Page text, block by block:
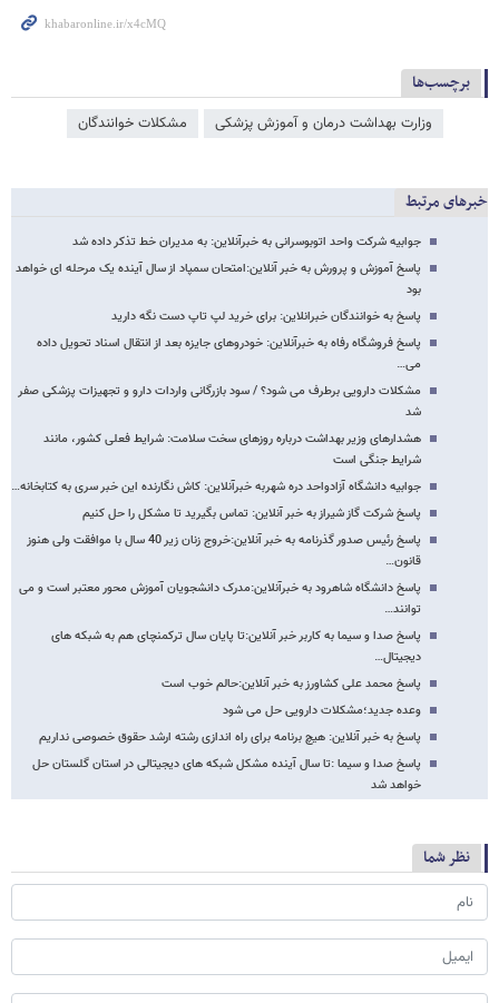
برچسب‌ها
وزارت بهداشت درمان و آموزش پزشکی مشکلات خوانندگان
خبرهای مرتبط
جوابیه شرکت واحد اتوبوسرانی به خبرآنلاین: به مدیران خط تذکر داده شد
پاسخ آموزش و پرورش به خبر آنلاین:امتحان سمپاد از سال آینده یک مرحله ای خواهد
بود
پاسخ به خوانندگان خبرانلاین: برای خرید لپ تاپ دست نگه دارید
پاسخ فروشگاه رفاه به خبرآنلاین: خودروهای جایزه بعد از انتقال اسناد تحویل داده
می…
مشکلات دارویی برطرف می شود؟ / سود بازرگانی واردات دارو و تجهیزات پزشکی صفر
شد
هشدارهای وزیر بهداشت درباره روزهای سخت سلامت: شرایط فعلی کشور، مانند
شرایط جنگی است
جوابیه دانشگاه آزادواحد دره شهربه خبرآنلاین: کاش نگارنده این خبر سری به کتابخانه…
پاسخ شرکت گاز شیراز به خبر آنلاین: تماس بگیرید تا مشکل را حل کنیم
پاسخ رئیس صدور گذرنامه به خبر آنلاین:خروج زنان زیر 40 سال با موافقت ولی هنوز
قانون…
پاسخ دانشگاه شاهرود به خبرآنلاین:مدرک دانشجویان آموزش محور معتبر است و می
توانند…
پاسخ صدا و سیما به کاربر خبر آنلاین:تا پایان سال ترکمنچای هم به شبکه های
دیجیتال…
پاسخ محمد علی کشاورز به خبر آنلاین:حالم خوب است
وعده جدید؛مشکلات دارویی حل می شود
پاسخ به خبر آنلاین: هیچ برنامه برای راه اندازی رشته ارشد حقوق خصوصی نداریم
پاسخ صدا و سیما :تا سال آینده مشکل شبکه های دیجیتالی در استان گلستان حل
خواهد شد
نظر شما